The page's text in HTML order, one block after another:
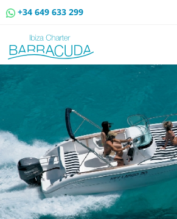
+34 649 633 299
LOCATION
VENTE DE BATEAUX
LOCATION DE AMARRAGES
ROUTES EN BATEAU
ÉVÉNEMENTS